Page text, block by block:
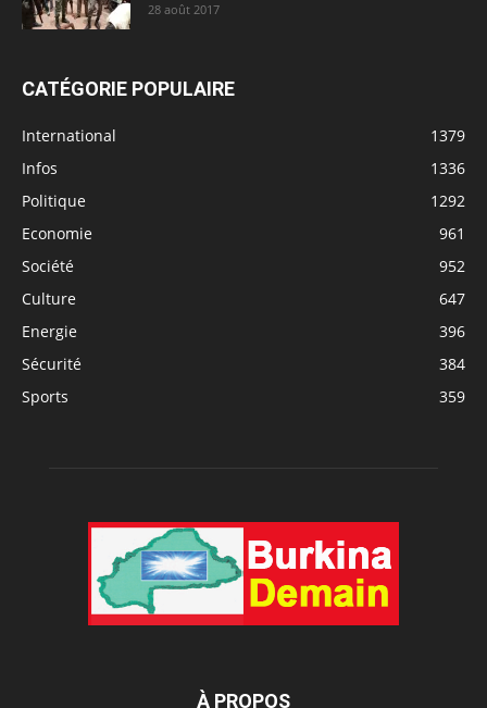
28 août 2017
CATÉGORIE POPULAIRE
International
1379
Infos
1336
Politique
1292
Economie
961
Société
952
Culture
647
Energie
396
Sécurité
384
Sports
359
À PROPOS